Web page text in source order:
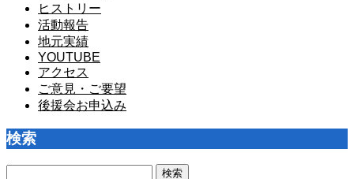
ヒストリー
活動報告
地元実績
YOUTUBE
アクセス
ご意見・ご要望
後援会お申込み
検索